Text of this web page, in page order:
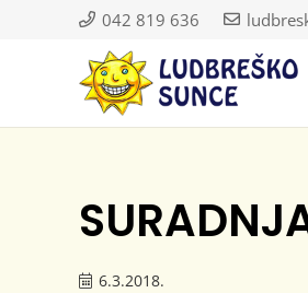
042 819 636
6.3.2018.